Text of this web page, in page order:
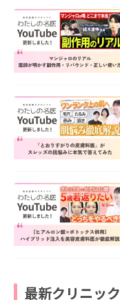
最新クリニック